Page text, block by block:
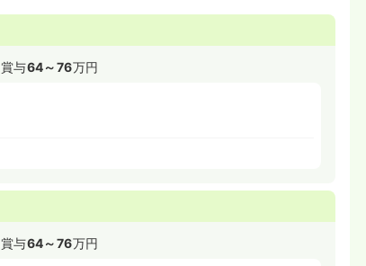
賞与64～76万円
賞与64～76万円